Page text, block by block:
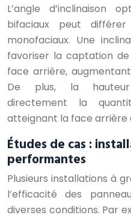
L’angle d’inclinaison
bifaciaux peut
monofaciaux. Une
favoriser la captation
face arrière,
De plus, la hauteur
directement la
atteignant la face arrière
Études de cas :
performantes
Plusieurs installations à
l’efficacité des
diverses conditions. Par